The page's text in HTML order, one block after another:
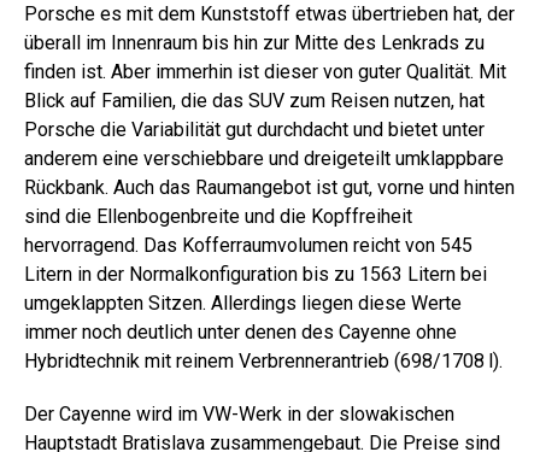
Porsche es mit dem Kunststoff etwas übertrieben hat, der
überall im Innenraum bis hin zur Mitte des Lenkrads zu
finden ist. Aber immerhin ist dieser von guter Qualität. Mit
Blick auf Familien, die das SUV zum Reisen nutzen, hat
Porsche die Variabilität gut durchdacht und bietet unter
anderem eine verschiebbare und dreigeteilt umklappbare
Rückbank. Auch das Raumangebot ist gut, vorne und hinten
sind die Ellenbogenbreite und die Kopffreiheit
hervorragend. Das Kofferraumvolumen reicht von 545
Litern in der Normalkonfiguration bis zu 1563 Litern bei
umgeklappten Sitzen. Allerdings liegen diese Werte
immer noch deutlich unter denen des Cayenne ohne
Hybridtechnik mit reinem Verbrennerantrieb (698/1708 l).
Der Cayenne wird im VW-Werk in der slowakischen
Hauptstadt Bratislava zusammengebaut. Die Preise sind